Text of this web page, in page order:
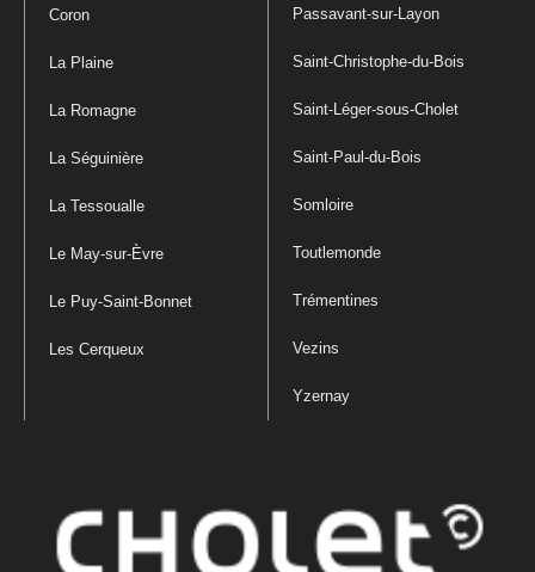
Coron
La Plaine
La Romagne
La Séguinière
La Tessoualle
Le May-sur-Èvre
Le Puy-Saint-Bonnet
Les Cerqueux
Passavant-sur-Layon
Saint-Christophe-du-Bois
Saint-Léger-sous-Cholet
Saint-Paul-du-Bois
Somloire
Toutlemonde
Trémentines
Vezins
Yzernay